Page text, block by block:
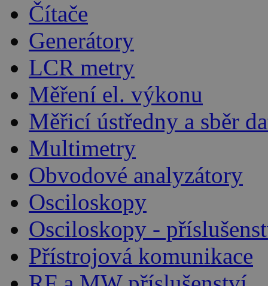
Čítače
Generátory
LCR metry
Měření el. výkonu
Měřicí ústředny a sběr
Multimetry
Obvodové analyzátory
Osciloskopy
Osciloskopy -
Přístrojová komunikace